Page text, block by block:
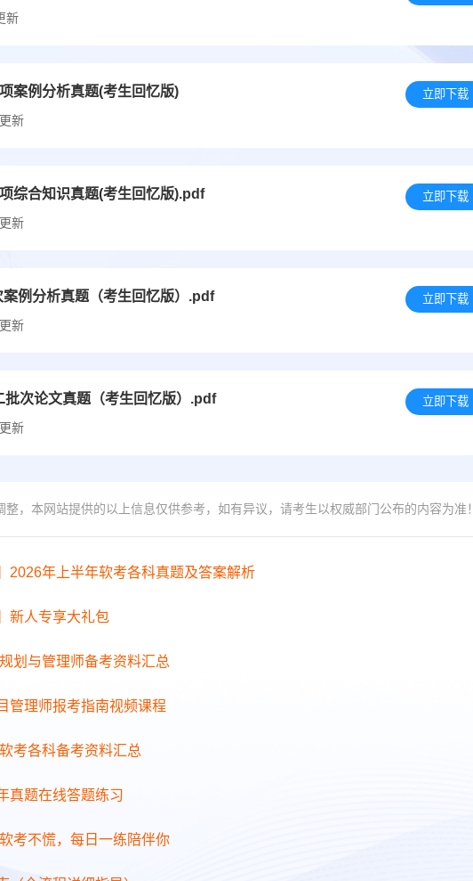
新
案例分析真题(考生回忆版)
新
立即下载
综合知识真题(考生回忆版).pdf
新
立即下载
例分析真题（考生回忆版）.pdf
新
立即下载
次论文真题（考生回忆版）.pdf
新
立即下载
，本网站提供的以上信息仅供参考，如有异议，请考生以权威部门公布的内容为准！
2026年上半年软考各科真题及答案解析
新人专享大礼包
划与管理师备考资料汇总
管理师报考指南视频课程
考各科备考资料汇总
真题在线答题练习
考不慌，每日一练陪伴你